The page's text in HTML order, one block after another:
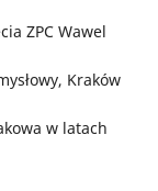
ZPC Wawel
Kraków
w latach